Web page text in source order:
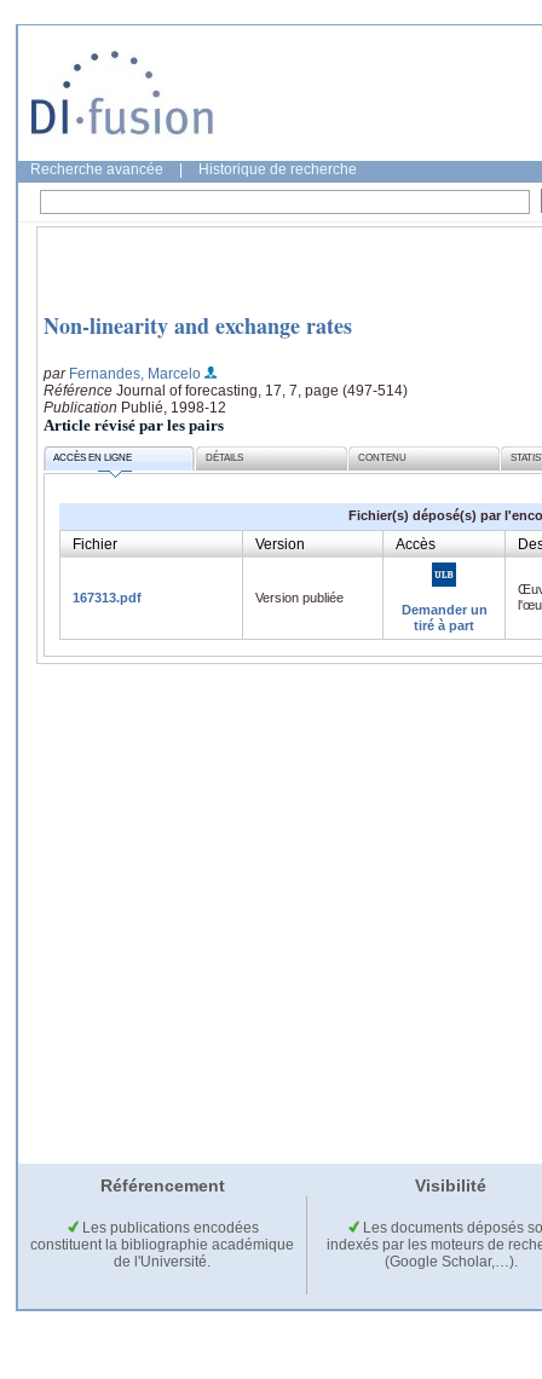
Recherche avancée Historique de recherche
Non-linearity and exchange rates
par Fernandes, Marcelo
Référence Journal of forecasting, 17, 7, page (497-514)
Publication Publié, 1998-12
Article révisé par les pairs
ACCÈS EN LIGNE DÉTAILS CONTENU
Fichier(s) déposé(s) par
Fichier Version Accès
167313.pdf
Version publiée
Demander un
tiré à part
Référencement Visibilité
Les publications encodées
constituent la bibliographie académique
de l'Université.
Les documents déposés
indexés par les moteurs de
(Google Scholar,…).